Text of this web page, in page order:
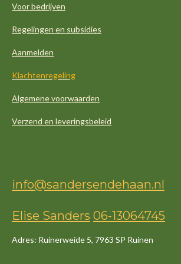
Voor bedrijven
Regelingen en subsidies
Aanmelden
Klachtenregeling
Algemene voorwaarden
Verzend en leveringsbeleid
info@sandersendehaan.nl
Elise Sanders 06-13064745
Adres: Ruinerweide 5, 7963 SP Ruinen